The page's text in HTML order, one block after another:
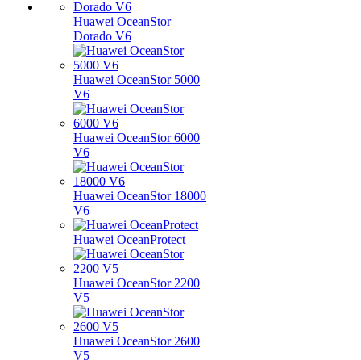
Huawei OceanStor
Dorado V6
Huawei OceanStor 5000
V6
Huawei OceanStor 6000
V6
Huawei OceanStor 18000
V6
Huawei OceanProtect
Huawei OceanStor 2200
V5
Huawei OceanStor 2600
V5